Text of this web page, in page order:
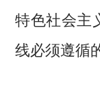
特色社会主
线必须遵循